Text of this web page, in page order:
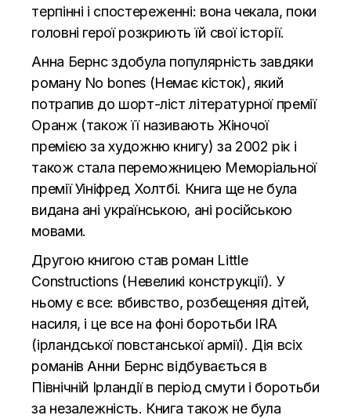
терпінні і спостереженні: вона чекала, поки
головні герої розкриють їй свої історії.
Анна Бернс здобула популярність завдяки
роману No bones (Немає кісток), який
потрапив до шорт-ліст літературної премії
Оранж (також її називають Жіночої
премією за художню книгу) за 2002 рік і
також стала переможницею Меморіальної
премії Уініфред Холтбі. Книга ще не була
видана ані українською, ані російською
мовами.
Другою книгою став роман Little
Constructions (Невеликі конструкції). У
ньому є все: вбивство, розбещеняя дітей,
насиля, і це все на фоні боротьби IRA
(ірландської повстанської армії). Дія всіх
романів Анни Бернс відбувається в
Північній Ірландії в період смути і боротьби
за незалежність. Книга також не була